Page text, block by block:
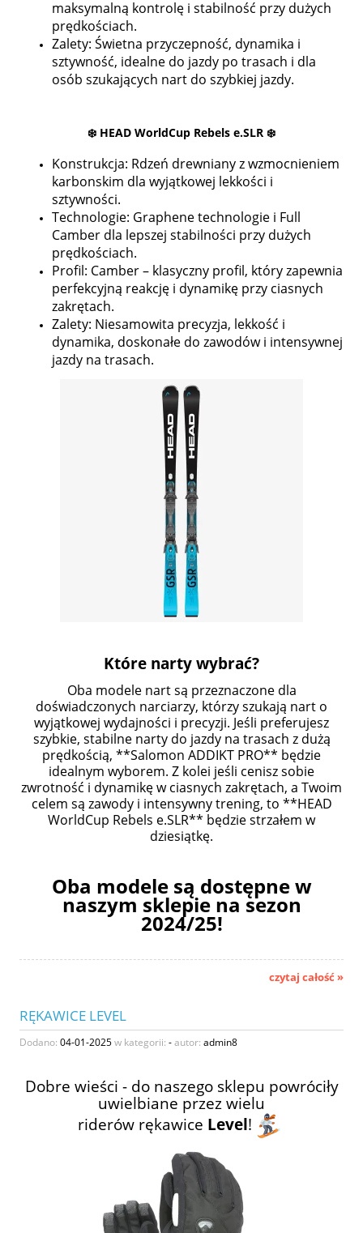
maksymalną kontrolę i stabilność przy dużych
prędkościach.
Zalety: Świetna przyczepność, dynamika i
sztywność, idealne do jazdy po trasach i dla
osób szukających nart do szybkiej jazdy.
❄️ HEAD WorldCup Rebels e.SLR ❄️
Konstrukcja: Rdzeń drewniany z wzmocnieniem
karbonskim dla wyjątkowej lekkości i
sztywności.
Technologie: Graphene technologie i Full
Camber dla lepszej stabilności przy dużych
prędkościach.
Profil: Camber – klasyczny profil, który zapewnia
perfekcyjną reakcję i dynamikę przy ciasnych
zakrętach.
Zalety: Niesamowita precyzja, lekkość i
dynamika, doskonałe do zawodów i intensywnej
jazdy na trasach.
Które narty wybrać?
Oba modele nart są przeznaczone dla
doświadczonych narciarzy, którzy szukają nart o
wyjątkowej wydajności i precyzji. Jeśli preferujesz
szybkie, stabilne narty do jazdy na trasach z dużą
prędkością, **Salomon ADDIKT PRO** będzie
idealnym wyborem. Z kolei jeśli cenisz sobie
zwrotność i dynamikę w ciasnych zakrętach, a Twoim
celem są zawody i intensywny trening, to **HEAD
WorldCup Rebels e.SLR** będzie strzałem w
dziesiątkę.
Oba modele są dostępne w
naszym sklepie na sezon
2024/25!
czytaj całość »
RĘKAWICE LEVEL
Dodano: 04-01-2025w kategorii: -autor: admin8
Dobre wieści - do naszego sklepu powróciły
uwielbiane przez wielu
riderów rękawice Level!